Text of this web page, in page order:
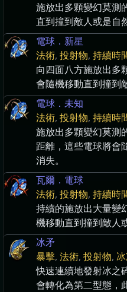
施放出多顆變幻莫測
直到撞到敵人或是自
電球．新星
法術, 投射物, 持續時
向四面八方施放出多
會隨機移動直到撞到
電球．未知
法術, 投射物, 持續時
施放出多顆變幻莫測
距離，這些電球將會
消失。
瓦爾．電球
法術, 投射物, 持續時
持續的施放出大量變
機移動直到撞到敵人
冰矛
暴擊, 法術, 投射物,
快速連續地發射冰之
會轉化為第二型態，